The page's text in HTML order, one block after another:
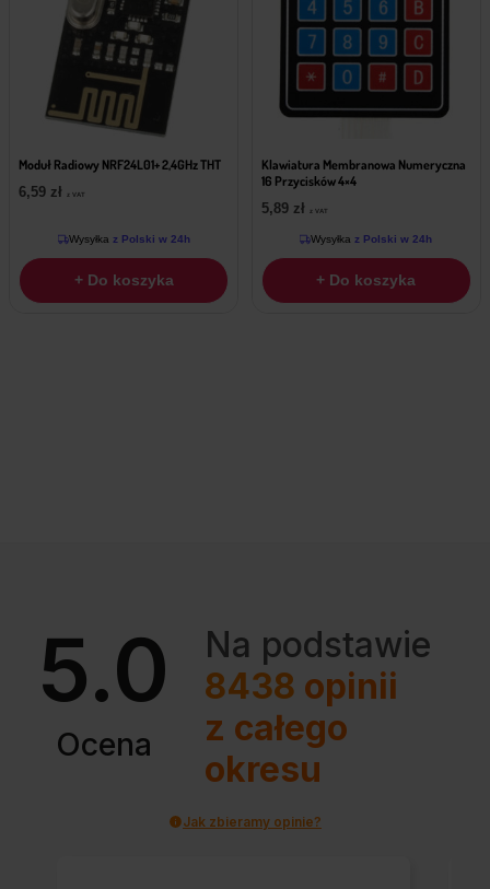
Moduł Radiowy NRF24L01+ 2,4GHz THT
6,59 zł z VAT
Wysyłka z Polski w 24h
+ Do koszyka
Klawiatura Membranowa Numeryczna
16 Przycisków 4×4
5,89 zł z VAT
Wysyłka z Polski w 24h
+ Do koszyka
5.0
Ocena
Na podstawie
8438 opinii
z całego
okresu
Jak zbieramy opinie?